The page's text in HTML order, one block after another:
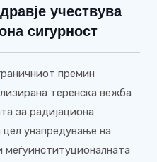
учествува
сигурност
премин
теренска вежба
за радијациона
унапредување на
меѓуинституционалната